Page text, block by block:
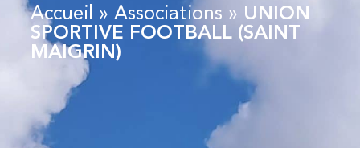
Accueil » Associations » UNION
SPORTIVE FOOTBALL (SAINT
MAIGRIN)